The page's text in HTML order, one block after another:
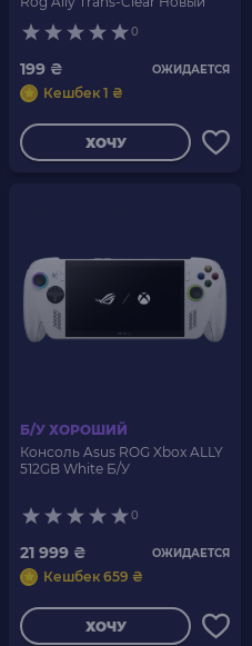
0
199 ₴ ОЖИДАЕТСЯ
Кешбек 1 ₴
ХОЧУ
Б/У ХОРОШИЙ
Консоль Asus ROG Xbox ALLY
512GB White Б/У
0
21 999 ₴ ОЖИДАЕТСЯ
Кешбек 659 ₴
ХОЧУ